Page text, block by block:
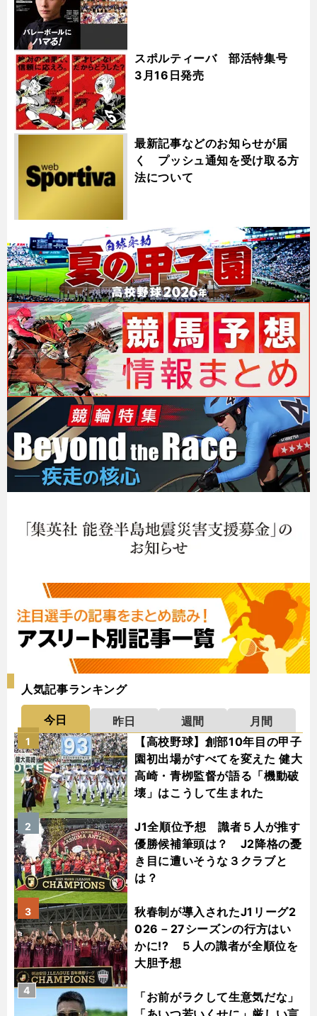
スポルティーバ 部活特集号
3月16日発売
最新記事などのお知らせが届
く プッシュ通知を受け取る方
法について
人気記事ランキング
今日 昨日 週間
月間
【高校野球】創部10年目の甲子
園初出場がすべてを変えた 健大
高崎・青栁監督が語る「機動破
壊」はこうして生まれた
1
J1全順位予想 識者５人が推す
優勝候補筆頭は？ J2降格の憂
き目に遭いそうな３クラブと
は？
2
秋春制が導入されたJ1リーグ2
026－27シーズンの行方はい
かに!? ５人の識者が全順位を
大胆予想
3
「お前がラクして生意気だな」
4